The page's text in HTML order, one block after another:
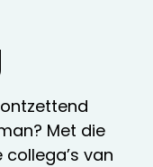
Met die
van